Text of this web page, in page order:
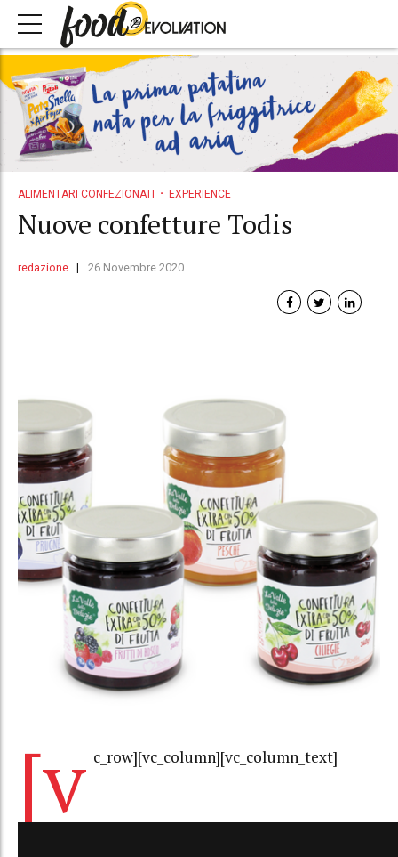
ALIMENTARI CONFEZIONATI EXPERIENCE
Nuove confetture Todis
redazione 26 Novembre 2020
[v c_row][vc_column][vc_column_text]